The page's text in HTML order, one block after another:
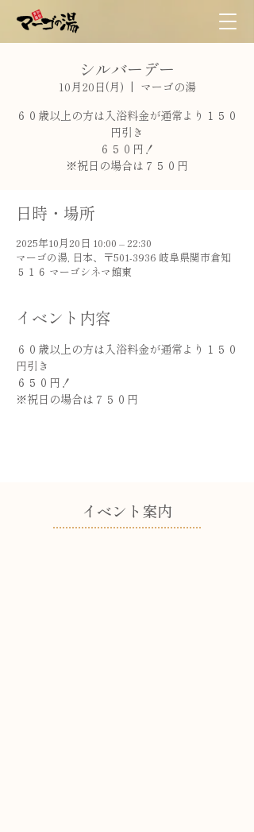
シルバーデー
10月20日(月)
  |
マーゴの湯
６０歳以上の方は入浴料金が通常より１５０
円引き
６５０円！
※祝日の場合は７５０円
日時・場所
2025年10月20日 10:00 – 22:30
マーゴの湯, 日本、〒501-3936 岐阜県関市倉知
５１６ マーゴシネマ館東
イベント内容
６０歳以上の方は入浴料金が通常より１５０
円引き
６５０円！
※祝日の場合は７５０円
​イベント案内